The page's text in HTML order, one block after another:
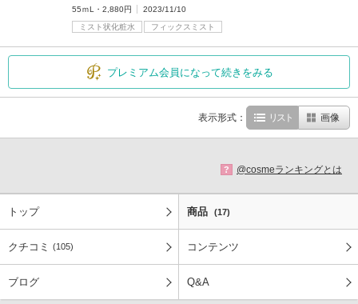
55ｍL・2,880円
2023/11/10
ミスト状化粧水
フィックスミスト
プレミアム会員になって続きをみる
表示形式： リスト 画像
? @cosmeランキングとは
トップ 商品 (17)
クチコミ (105) コンテンツ
ブログ Q&A